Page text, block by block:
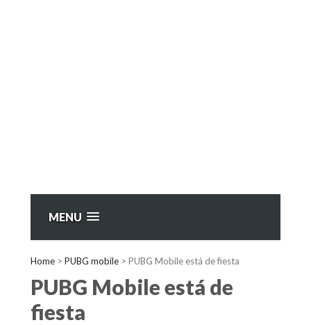
MENU
Home > PUBG mobile > PUBG Mobile está de fiesta
PUBG Mobile está de
fiesta